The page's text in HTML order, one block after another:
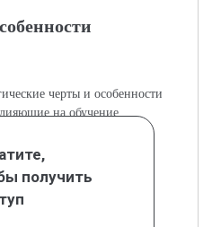
черты и особенности
на обучение.
получить